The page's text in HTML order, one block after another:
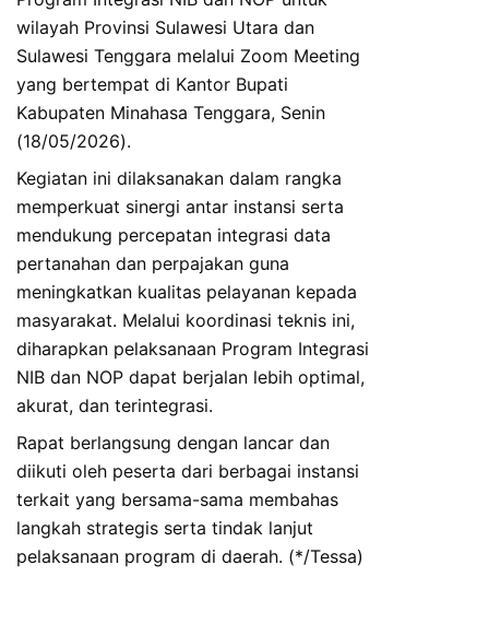
wilayah Provinsi Sulawesi Utara dan
Sulawesi Tenggara melalui Zoom Meeting
yang bertempat di Kantor Bupati
Kabupaten Minahasa Tenggara, Senin
(18/05/2026).
Kegiatan ini dilaksanakan dalam rangka
memperkuat sinergi antar instansi serta
mendukung percepatan integrasi data
pertanahan dan perpajakan guna
meningkatkan kualitas pelayanan kepada
masyarakat. Melalui koordinasi teknis ini,
diharapkan pelaksanaan Program Integrasi
NIB dan NOP dapat berjalan lebih optimal,
akurat, dan terintegrasi.
Rapat berlangsung dengan lancar dan
diikuti oleh peserta dari berbagai instansi
terkait yang bersama-sama membahas
langkah strategis serta tindak lanjut
pelaksanaan program di daerah. (*/Tessa)